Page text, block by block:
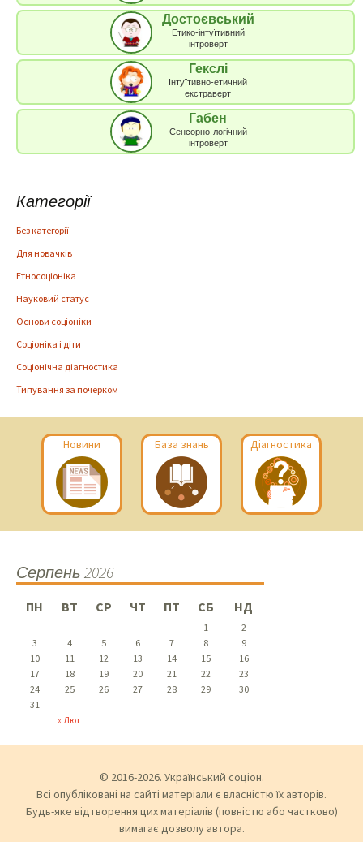
Достоєвський
Етико-інтуїтивний
інтроверт
Гекслі
Інтуїтивно-етичний
екстраверт
Габен
Сенсорно-логічний
інтроверт
Категорії
Без категорії
Для новачків
Етносоціоніка
Науковий статус
Основи соціоніки
Соціоніка і діти
Соціонічна діагностика
Типування за почерком
Новини База знань Діагностика
Серпень 2026
ПН ВТ СР ЧТ ПТ СБ НД
« Лют
1
2
3
4 5 6 7 8
9
10
11 12 13 14 15
16
17
18 19 20 21 22
23
24
25 26 27 28 29
30
31
© 2016-2026. Український соціон.
Всі опубліковані на сайті матеріали є власністю їх авторів.
Будь-яке відтворення цих матеріалів (повністю або частково)
вимагає дозволу автора.